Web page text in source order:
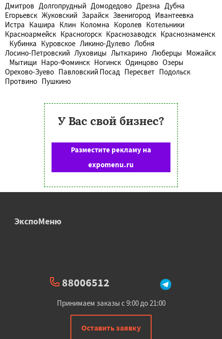
Дмитров Долгопрудный Домодедово Дрезна Дубна
Егорьевск Жуковский Зарайск Звенигород Ивантеевка
Истра Кашира Клин Коломна Королев Котельники
Красноармейск Красногорск Краснозаводск Краснознаменск
Кубинка Куровское Ликино-Дулево Лобня
Лосино-Петровский Луховицы Лыткарино Люберцы Можайск
Мытищи Наро-Фоминск Ногинск Одинцово Озеры
Орехово-Зуево Павловский Посад Пересвет Подольск
Протвино Пушкино
У Вас свой бизнес?
Разместите рекламу на
expomenu.ru
ЭкспоМеню
88006512
Принимаем заказы с 9:00 до 21:00
Оставить заявку